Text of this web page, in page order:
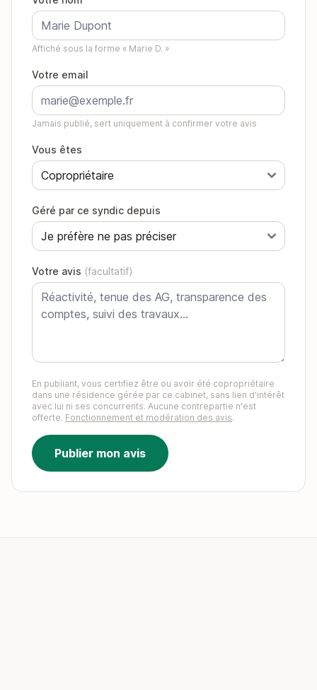
Affiché sous la forme « Marie D. »
Votre email
Jamais publié, sert uniquement à confirmer votre avis
Vous êtes
Géré par ce syndic depuis
Votre avis (facultatif)
En publiant, vous certifiez être ou avoir été copropriétaire
dans une résidence gérée par ce cabinet, sans lien d'intérêt
avec lui ni ses concurrents. Aucune contrepartie n'est
offerte. Fonctionnement et modération des avis.
Publier mon avis